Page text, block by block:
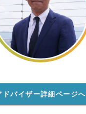
ドバイザー詳細ページへ